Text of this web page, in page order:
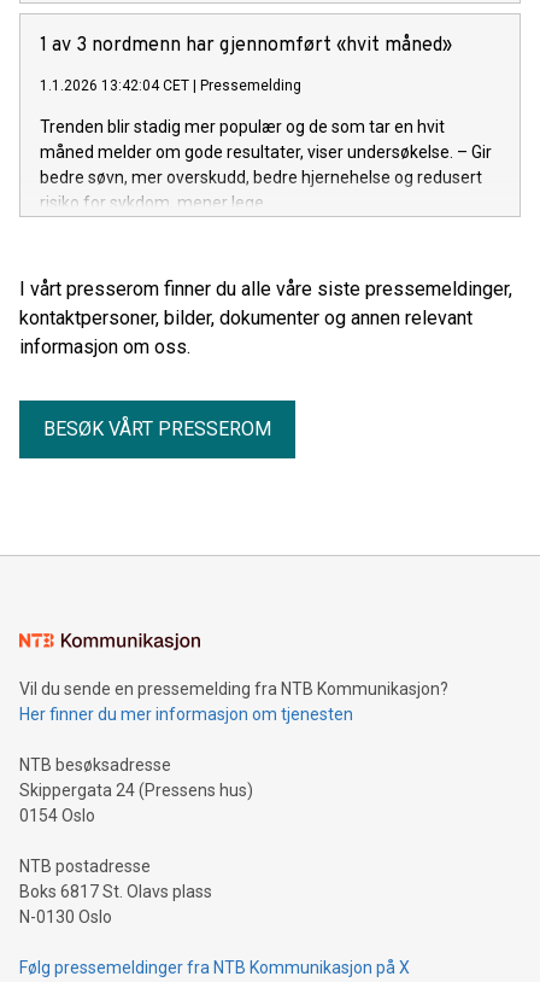
1 av 3 nordmenn har gjennomført «hvit måned»
1.1.2026 13:42:04 CET Pressemelding
Trenden blir stadig mer populær og de som tar en hvit
måned melder om gode resultater, viser undersøkelse. – Gir
bedre søvn, mer overskudd, bedre hjernehelse og redusert
risiko for sykdom, mener lege.
I vårt presserom finner du alle våre siste pressemeldinger,
kontaktpersoner, bilder, dokumenter og annen relevant
informasjon om oss.
BESØK VÅRT PRESSEROM
Vil du sende en pressemelding fra NTB Kommunikasjon?
Her finner du mer informasjon om tjenesten
NTB besøksadresse
Skippergata 24 (Pressens hus)
0154 Oslo
NTB postadresse
Boks 6817 St. Olavs plass
N-0130 Oslo
Følg pressemeldinger fra NTB Kommunikasjon på X